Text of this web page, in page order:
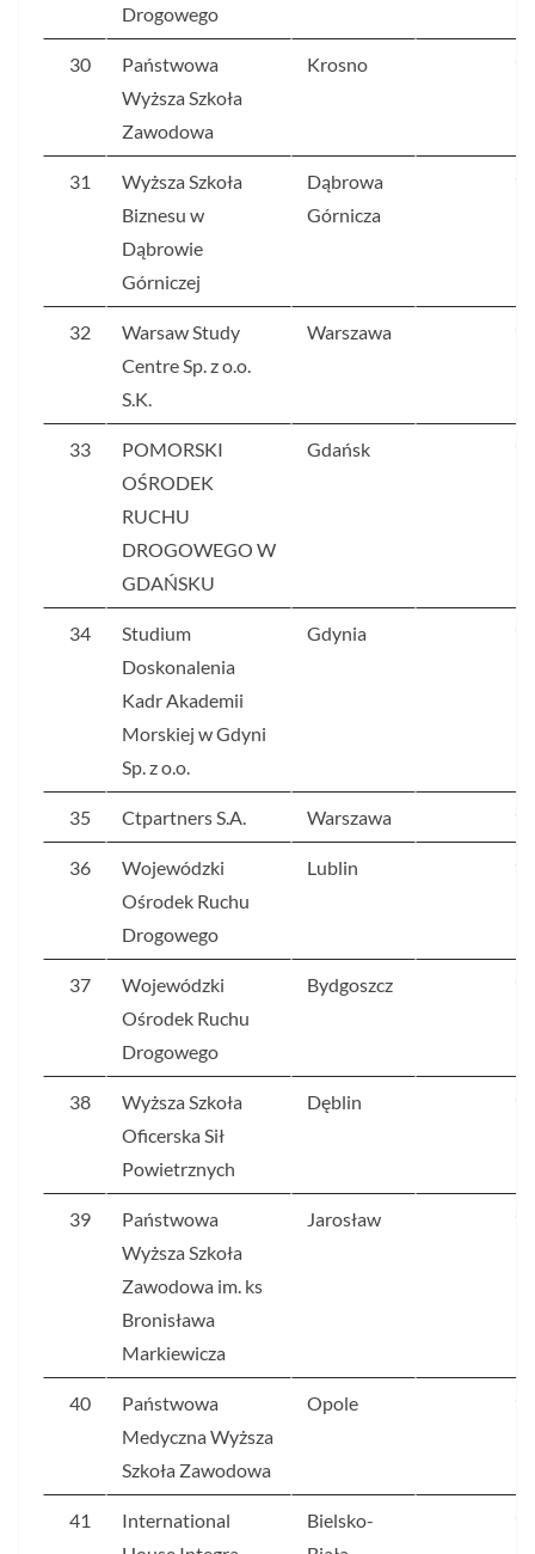
Drogowego
30
Państwowa
Wyższa Szkoła
Zawodowa
Krosno
31
Wyższa Szkoła
Biznesu w
Dąbrowie
Górniczej
Dąbrowa
Górnicza
32
Warsaw Study
Centre Sp. z o.o.
S.K.
Warszawa
33
POMORSKI
OŚRODEK
RUCHU
DROGOWEGO W
GDAŃSKU
Gdańsk
34
Studium
Doskonalenia
Kadr Akademii
Morskiej w Gdyni
Sp. z o.o.
Gdynia
35 Ctpartners S.A. Warszawa
36
Wojewódzki
Ośrodek Ruchu
Drogowego
Lublin
37
Wojewódzki
Ośrodek Ruchu
Drogowego
Bydgoszcz
38
Wyższa Szkoła
Oficerska Sił
Powietrznych
Dęblin
39
Państwowa
Wyższa Szkoła
Zawodowa im. ks
Bronisława
Markiewicza
Jarosław
40
Państwowa
Medyczna Wyższa
Szkoła Zawodowa
Opole
41
International
Bielsko-